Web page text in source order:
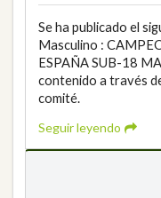
Se ha publicado el
Masculino :
ESPAÑA SUB-18
contenido a través
comité.
Seguir leyendo